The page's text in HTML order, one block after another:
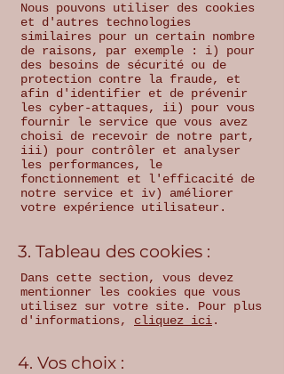
Nous pouvons utiliser des cookies
et d'autres technologies
similaires pour un certain nombre
de raisons, par exemple : i) pour
des besoins de sécurité ou de
protection contre la fraude, et
afin d'identifier et de prévenir
les cyber-attaques, ii) pour vous
fournir le service que vous avez
choisi de recevoir de notre part,
iii) pour contrôler et analyser
les performances, le
fonctionnement et l'efficacité de
notre service et iv) améliorer
votre expérience utilisateur.
3. Tableau des cookies :
Dans cette section, vous devez
mentionner les cookies que vous
utilisez sur votre site. Pour plus
d'informations, cliquez ici.
4. Vos choix :